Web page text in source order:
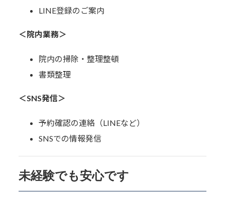
LINE登録のご案内
＜院内業務＞
院内の掃除・整理整頓
書類整理
＜SNS発信＞
予約確認の連絡（LINEなど）
SNSでの情報発信
未経験でも安心です